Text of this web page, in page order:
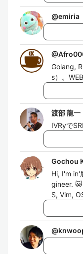
@emiria
@
Golang,
s）。
渡部 龍一
IVRyで
Gochou
Hi, I'm in'
gineer.
S, Vim,
@